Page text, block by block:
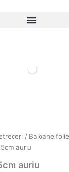
/ Baloane folie
auriu
auriu